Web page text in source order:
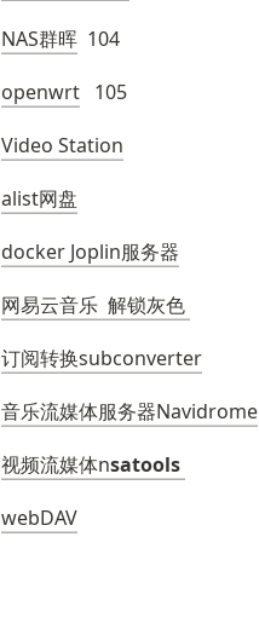
NAS群晖
  104
openwrt
   105
Video Station
alist网盘
docker Joplin服务器
网易云音乐  解锁灰色
订阅转换subconverter
音乐流媒体服务器Navidrome
视频流媒体nsatools
webDAV